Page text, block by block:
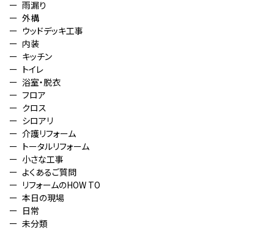
雨漏り
外構
ウッドデッキ工事
内装
キッチン
トイレ
浴室・脱衣
フロア
クロス
シロアリ
介護リフォーム
トータルリフォーム
小さな工事
よくあるご質問
リフォームのHOW TO
本日の現場
日常
未分類